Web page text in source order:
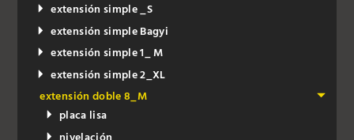
extensión simple _S
extensión simple Bagyi
extensión simple 1_ M
extensión simple 2_XL
extensión doble 8_M
placa lisa